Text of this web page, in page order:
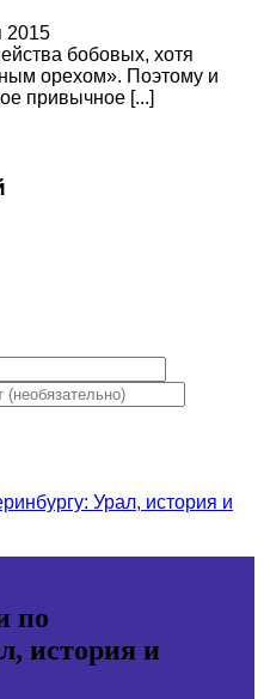
2015
бобовых, хотя
орехом». Поэтому и
привычное [...]
Урал, история и
по
история и